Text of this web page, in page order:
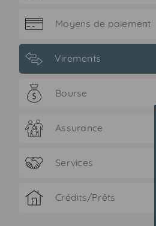
Moyens de paiement
Virements
Bourse
Assurance
Services
Crédits/Prêts